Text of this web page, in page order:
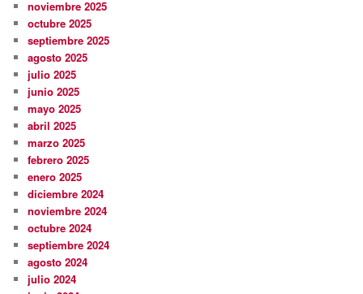
noviembre 2025
octubre 2025
septiembre 2025
agosto 2025
julio 2025
junio 2025
mayo 2025
abril 2025
marzo 2025
febrero 2025
enero 2025
diciembre 2024
noviembre 2024
octubre 2024
septiembre 2024
agosto 2024
julio 2024